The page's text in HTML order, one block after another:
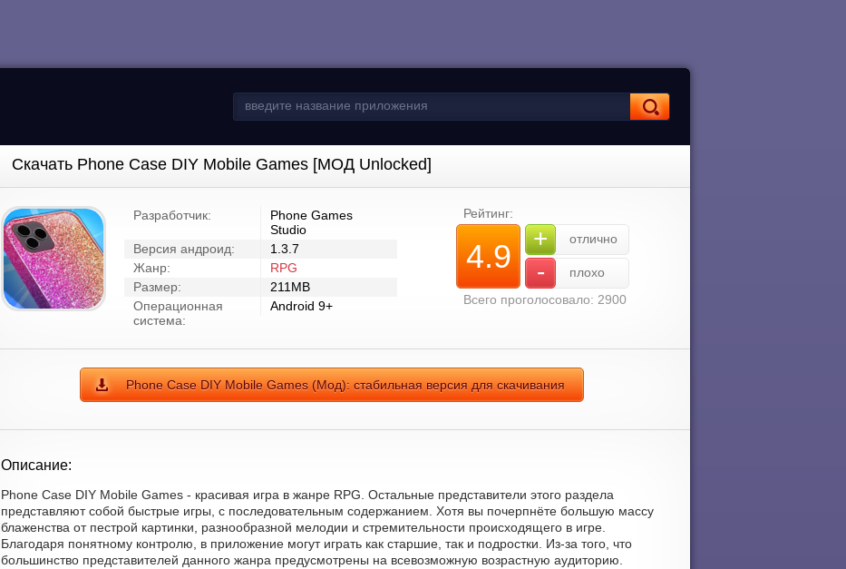
Скачать Phone Case DIY Mobile Games [МОД Unlocked]
Разработчик:
Phone Games
Studio
Версия андроид:
1.3.7
Жанр:
RPG
Размер:
211MB
Операционная
система:
Android 9+
Рейтинг:
4.9 + отлично
-
плохо
Всего проголосовало: 2900
Phone Case DIY Mobile Games (Мод): стабильная версия для скачивания
Описание:
Phone Case DIY Mobile Games - красивая игра в жанре RPG. Остальные представители этого раздела
представляют собой быстрые игры, с последовательным содержанием. Хотя вы почерпнёте большую массу
блаженства от пестрой картинки, разнообразной мелодии и стремительности происходящего в игре.
Благодаря понятному контролю, в приложение могут играть как старшие, так и подростки. Из-за того, что
большинство представителей данного жанра предусмотрены на всевозможную возрастную аудиторию.